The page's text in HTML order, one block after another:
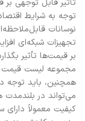
تأثیر قابل توجهی
توجه به شرایط
نوسانات
تجهیزات شبکه‌ای
بر قیمت‌ها تأثیر
مجموعه لیست قیمت
همچنین، باید توجه
می‌تواند در
کیفیت معمولاً دارای